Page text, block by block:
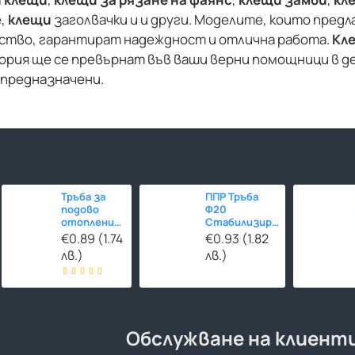
клещи заголвачки и и други. Моделите, които
гарантират надеждност и отлична работа.
ще се превърнат във ваши верни помощници в
Тръба за
подово
отопление
Ф16 HERZ-
Line PE-
RT/EVOH/PE-
RT 480м
€0.89 (1.74
лв.)
ППР Тръба
Ф20
Стабилизирана
СТЪКЛОВЛАКНО
€0.93 (1.82
лв.)
Обслужване на